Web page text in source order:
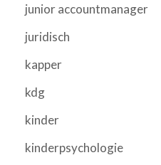
junior accountmanager
juridisch
kapper
kdg
kinder
kinderpsychologie